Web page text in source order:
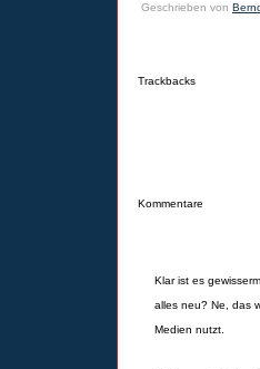
Geschrieben von
Trackbacks
Kommentare
Klar ist es
alles neu? Ne, das
Medien nutzt.